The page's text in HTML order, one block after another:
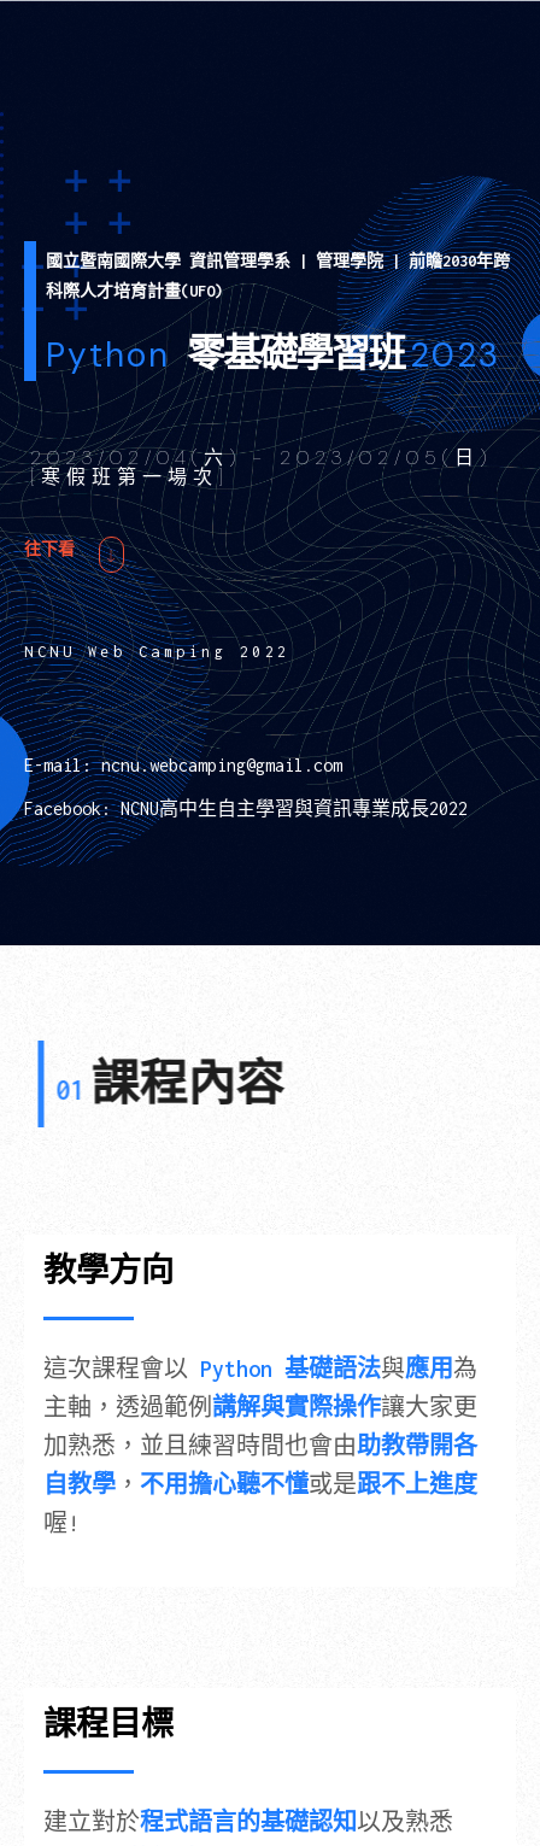
國立暨南國際大學 資訊管理學系 | 管理學院 | 前瞻2030年跨
科際人才培育計畫(UFO)
Python零基礎學習班2023
2023/02/04(六) - 2023/02/05(日)
[寒假班第一場次]
往下看
NCNU Web Camping 2022
E-mail: ncnu.webcamping@gmail.com
Facebook:NCNU高中生自主學習與資訊專業成長2022
01 課程內容
教學方向
這次課程會以 Python 基礎語法與應用為
主軸，透過範例 講解與實際操作讓大家更
加熟悉，並且練習時間也會由助教帶開各
自教學 ， 不用擔心聽不懂或是跟不上進度
喔!
課程目標
建立對於程式語言的基礎認知以及熟悉